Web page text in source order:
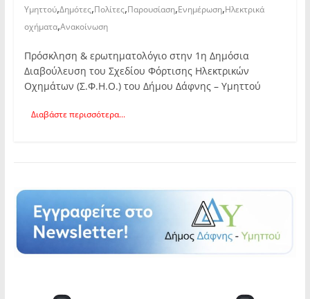
Υμηττού,Δημότες,Πολίτες,Παρουσίαση,Ενημέρωση,Ηλεκτρικά
οχήματα,Ανακοίνωση
Πρόσκληση & ερωτηματολόγιο στην 1η Δημόσια
Διαβούλευση του Σχεδίου Φόρτισης Ηλεκτρικών
Οχημάτων (Σ.Φ.Η.Ο.) του Δήμου Δάφνης – Υμηττού
Διαβάστε περισσότερα...